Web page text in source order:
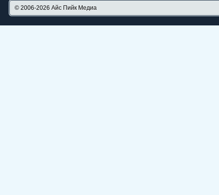
© 2006-2026 Айс Пийк Медиа